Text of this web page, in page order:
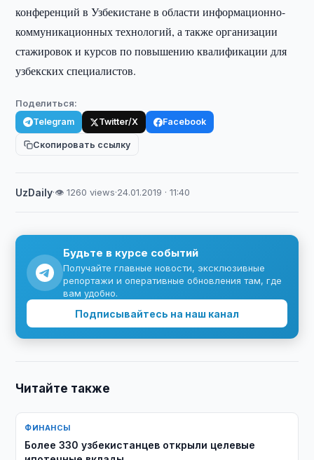
конференций в Узбекистане в области информационно-
коммуникационных технологий, а также организации
стажировок и курсов по повышению квалификации для
узбекских специалистов.
Поделиться:
Telegram Twitter/X Facebook
Скопировать ссылку
UzDaily·👁 1260 views·24.01.2019 · 11:40
Будьте в курсе событий
Получайте главные новости, эксклюзивные
репортажи и оперативные обновления там, где
вам удобно.
Подписывайтесь на наш канал
Читайте также
ФИНАНСЫ
Более 330 узбекистанцев открыли целевые